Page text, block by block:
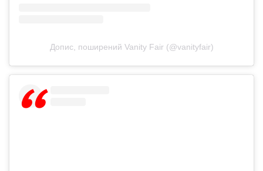
Допис, поширений Vanity Fair (@vanityfair)